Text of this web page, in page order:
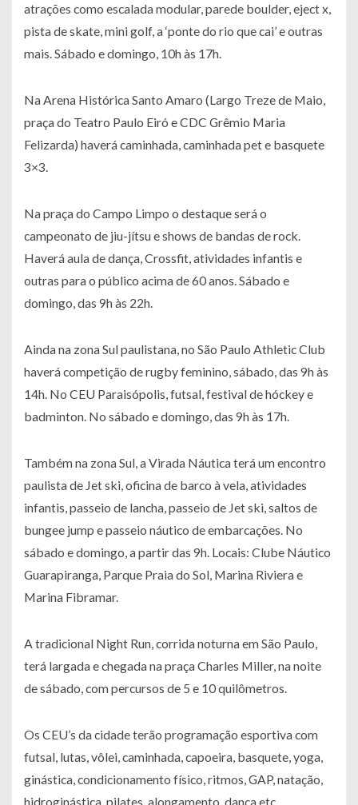
atrações como escalada modular, parede boulder, eject x,
pista de skate, mini golf, a ‘ponte do rio que cai’ e outras
mais. Sábado e domingo, 10h às 17h.
Na Arena Histórica Santo Amaro (Largo Treze de Maio,
praça do Teatro Paulo Eiró e CDC Grêmio Maria
Felizarda) haverá caminhada, caminhada pet e basquete
3×3.
Na praça do Campo Limpo o destaque será o
campeonato de jiu-jítsu e shows de bandas de rock.
Haverá aula de dança, Crossfit, atividades infantis e
outras para o público acima de 60 anos. Sábado e
domingo, das 9h às 22h.
Ainda na zona Sul paulistana, no São Paulo Athletic Club
haverá competição de rugby feminino, sábado, das 9h às
14h. No CEU Paraisópolis, futsal, festival de hóckey e
badminton. No sábado e domingo, das 9h às 17h.
Também na zona Sul, a Virada Náutica terá um encontro
paulista de Jet ski, oficina de barco à vela, atividades
infantis, passeio de lancha, passeio de Jet ski, saltos de
bungee jump e passeio náutico de embarcações. No
sábado e domingo, a partir das 9h. Locais: Clube Náutico
Guarapiranga, Parque Praia do Sol, Marina Riviera e
Marina Fibramar.
A tradicional Night Run, corrida noturna em São Paulo,
terá largada e chegada na praça Charles Miller, na noite
de sábado, com percursos de 5 e 10 quilômetros.
Os CEU’s da cidade terão programação esportiva com
futsal, lutas, vôlei, caminhada, capoeira, basquete, yoga,
ginástica, condicionamento físico, ritmos, GAP, natação,
hidroginástica, pilates, alongamento, dança etc.